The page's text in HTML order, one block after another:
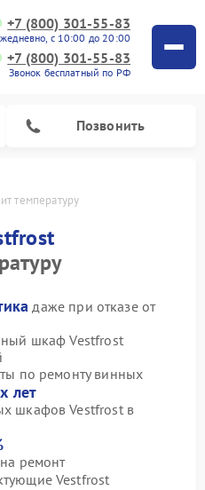
+7 (800) 301-55-83
с 10:00 до 20:00
+7 (800) 301-55-83
Звонок бесплатный по РФ
Позвонить
температуру
даже при отказе от
шкаф Vestfrost
по ремонту винных
лет
шкафов Vestfrost в
ремонт
Vestfrost